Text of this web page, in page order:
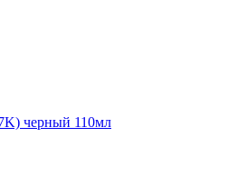
черный 110мл